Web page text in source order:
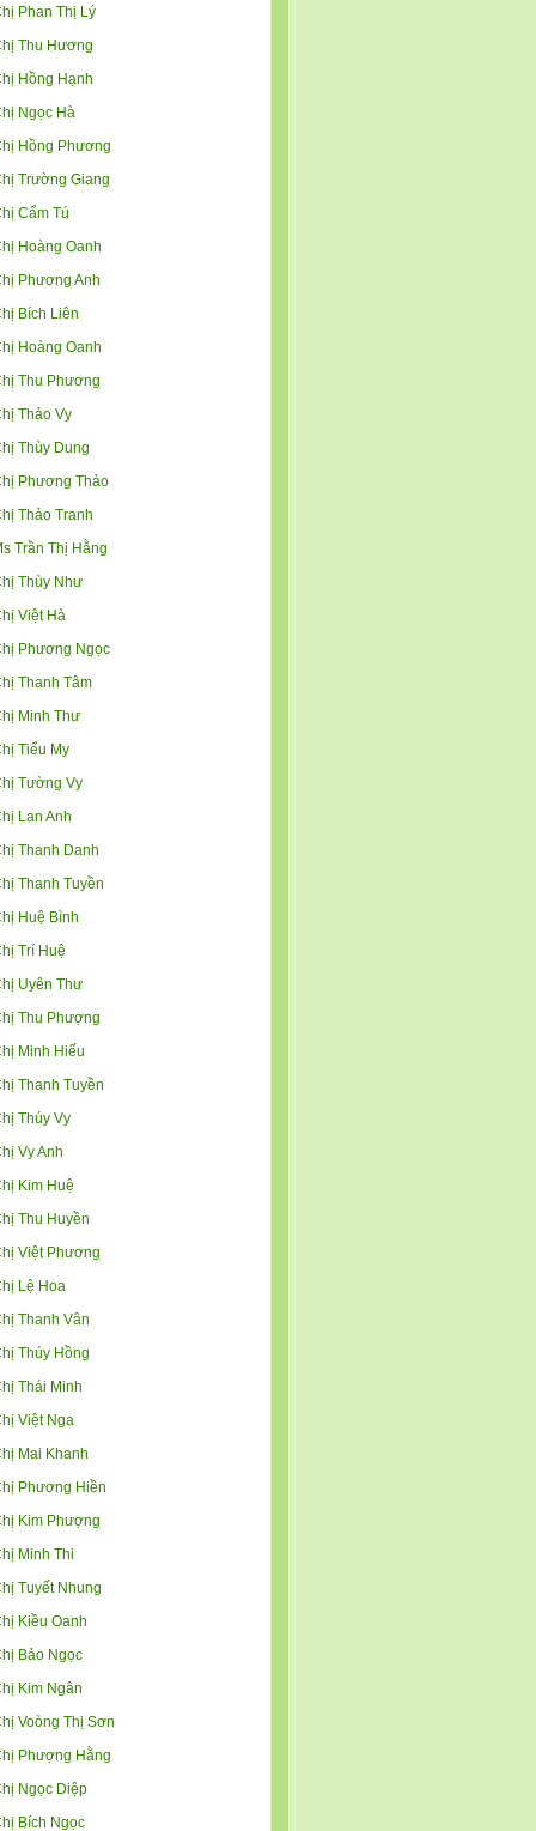
Phan Thị Lý
Thu Hương
Hồng Hạnh
Ngọc Hà
Hồng Phương
Trường Giang
Cẩm Tú
Hoàng Oanh
Phương Anh
Bích Liên
Hoàng Oanh
Thu Phương
Thảo Vy
Thùy Dung
Phương Thảo
Thảo Tranh
Trần Thị Hằng
Thùy Như
Việt Hà
Phương Ngọc
Thanh Tâm
Minh Thư
Tiểu My
Tường Vy
Lan Anh
Thanh Danh
Thanh Tuyền
Huệ Bình
Trí Huệ
Uyên Thư
Thu Phượng
Minh Hiếu
Thanh Tuyền
Thúy Vy
Vy Anh
Kim Huệ
Thu Huyền
Việt Phương
Lệ Hoa
Thanh Vân
Thúy Hồng
Thái Minh
Việt Nga
Mai Khanh
Phương Hiền
Kim Phượng
Minh Thi
Tuyết Nhung
Kiều Oanh
Bảo Ngọc
Kim Ngân
Voòng Thị Sơn
Phượng Hằng
Ngọc Diệp
Bích Ngọc